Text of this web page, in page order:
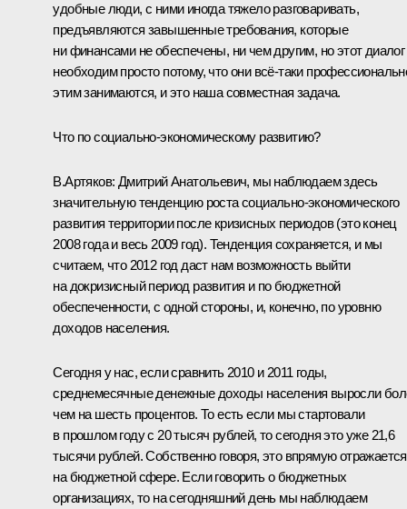
удобные люди, с ними иногда тяжело разговаривать,
предъявляются завышенные требования, которые
ни финансами не обеспечены, ни чем другим, но этот диалог
необходим просто потому, что они всё‑таки
этим занимаются, и это наша совместная задача.
Что по социально-экономическому развитию?
В.Артяков: Дмитрий Анатольевич, мы наблюдаем здесь
значительную тенденцию роста социально-экономического
развития территории после кризисных периодов (это конец
2008 года и весь 2009 год). Тенденция сохраняется, и мы
считаем, что 2012 год даст нам возможность выйти
на докризисный период развития и по бюджетной
обеспеченности, с одной стороны, и, конечно, по уровню
доходов населения.
Сегодня у нас, если сравнить 2010 и 2011 годы,
среднемесячные денежные доходы населения выросли
чем на шесть процентов. То есть если мы стартовали
в прошлом году с 20 тысяч рублей, то сегодня это уже 21,6
тысячи рублей. Собственно говоря, это впрямую отражается
на бюджетной сфере. Если говорить о бюджетных
организациях, то на сегодняшний день мы наблюдаем